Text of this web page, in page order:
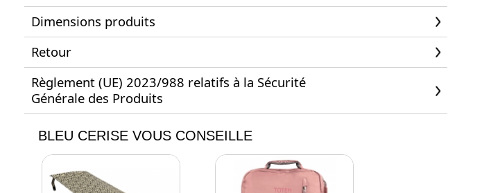
Dimensions produits
Retour
Règlement (UE) 2023/988 relatifs à la Sécurité
Générale des Produits
BLEU CERISE VOUS CONSEILLE